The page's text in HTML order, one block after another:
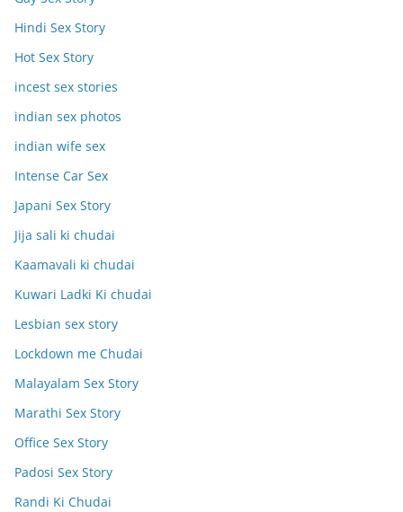
Hindi Sex Story
Hot Sex Story
incest sex stories
indian sex photos
indian wife sex
Intense Car Sex
Japani Sex Story
Jija sali ki chudai
Kaamavali ki chudai
Kuwari Ladki Ki chudai
Lesbian sex story
Lockdown me Chudai
Malayalam Sex Story
Marathi Sex Story
Office Sex Story
Padosi Sex Story
Randi Ki Chudai